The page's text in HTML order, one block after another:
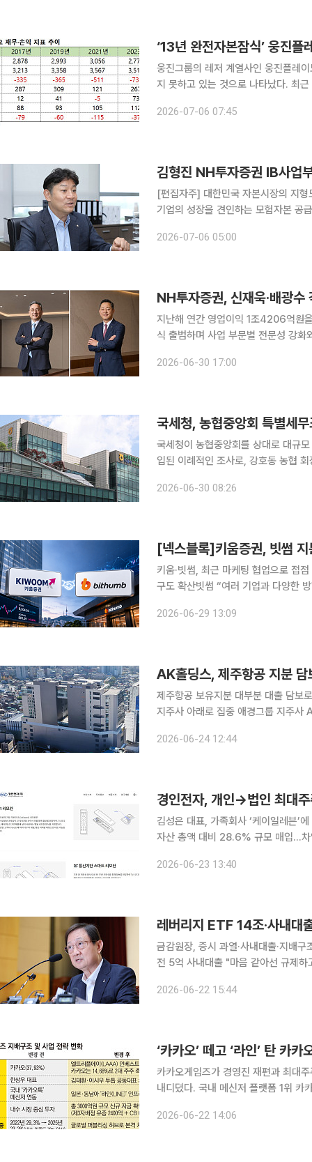
‘13년 완전자본잠식’ 웅진
웅진그룹의 레저 계열사인 웅진플레
지 못하고 있는 것으로 나타났다. 최
다. 이런 가운데 윤석금 웅진그룹 회
2026-07-06 07:45
[편집자주] 대한민국 자본시장의 지
기업의 성장을 견인하는 모험자본 공
잡는 손' 기획을 통해 주요 증권사들
2026-07-06 05:00
지난해 연간 영업이익 1조4206억원
식 출범하며 사업 부문별 전문성 강
선임 안건을 최종 확정했다. 이번 각
2026-06-30 17:00
국세청, 농협중앙회 특별세
국세청이 농협중앙회를 상대로 대규
입된 이례적인 조사로, 강호동 농협
단순 세무조사를 넘어 농협 지배구조
2026-06-30 08:26
[넥스블록]키움증권, 빗썸
키움·빗썸, 최근 마케팅 협업으로 접
구도 확산빗썸 “여러 기업과 다양한 방향 논의 중…
확보 경쟁이 다시 주목받고 있다. 토
2026-06-29 13:09
AK홀딩스, 제주항공 지분
제주항공 보유지분 대부분 대출 담보
지주사 아래로 집중 애경그룹 지주사 AK홀딩스가 핵심 자회사인 제주항공 주식을 추가 담보로 제공
했으나, 대대적인 그룹 자산 재배치
2026-06-24 12:44
경인전자, 개인→법인 최대
김성은 대표, 가족회사 ‘케이일레븐’
자산 총액 대비 28.6% 규모 매입…차입금 비중
업에 나선 것으로 관측된다. 이와 동
2026-06-23 13:40
금감원장, 증시 과열·사내대출·지배
전 5억 사내대출 "마음 같아선 규제하고 싶다" 최근 증시 활황 속에 ‘빚투(빚내
접 경고음을 울렸다. 이 원장은 22일
2026-06-22 15:44
‘카카오’ 떼고 ‘라인’ 탄 카
카카오게임즈가 경영진 재편과 최대
내디뎠다. 국내 메신저 플랫폼 1위 카
2026-06-22 14:06